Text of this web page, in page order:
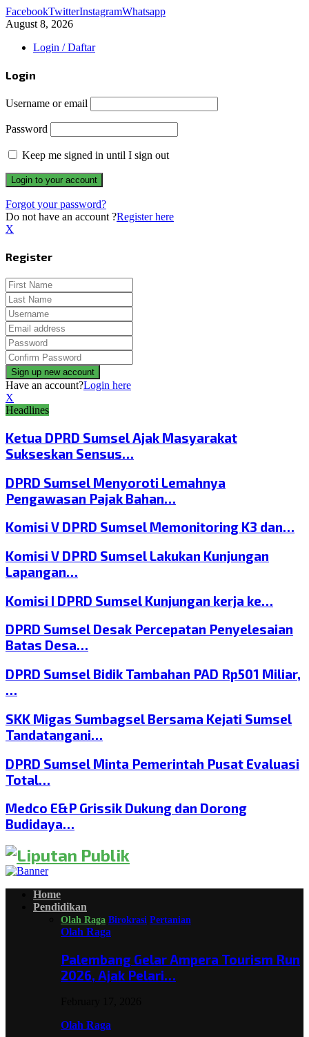
FacebookTwitterInstagramWhatsapp
August 8, 2026
Login / Daftar
Login
Username or email
Password
Keep me signed in until I sign out
Forgot your password?
Do not have an account ?Register here
X
Register
Have an account?Login here
X
Headlines
Ketua DPRD Sumsel Ajak Masyarakat
Sukseskan Sensus…
DPRD Sumsel Menyoroti Lemahnya
Pengawasan Pajak Bahan…
Komisi V DPRD Sumsel Memonitoring K3 dan…
Komisi V DPRD Sumsel Lakukan Kunjungan
Lapangan…
Komisi I DPRD Sumsel Kunjungan kerja ke…
DPRD Sumsel Desak Percepatan Penyelesaian
Batas Desa…
DPRD Sumsel Bidik Tambahan PAD Rp501 Miliar,
…
SKK Migas Sumbagsel Bersama Kejati Sumsel
Tandatangani…
DPRD Sumsel Minta Pemerintah Pusat Evaluasi
Total…
Medco E&P Grissik Dukung dan Dorong
Budidaya…
Home
Pendidikan
Olah Raga Birokrasi Pertanian
Olah Raga
Palembang Gelar Ampera Tourism Run
2026, Ajak Pelari…
Olah Raga